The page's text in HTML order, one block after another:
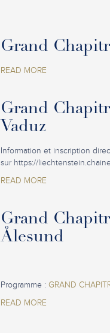
Grand
READ MORE
Grand
Vaduz
Information et inscription
sur https://
READ MORE
Grand
Ålesund
Programme : GRAND
READ MORE